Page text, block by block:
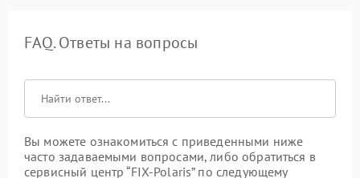
FAQ. Ответы на вопросы
Вы можете ознакомиться с приведенными ниже
часто задаваемыми вопросами, либо обратиться в
сервисный центр “FIX-Polaris” по следующему